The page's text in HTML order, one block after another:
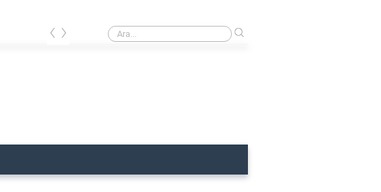
Uludağ İsrail Malı Mı? Boykot Listesinde Mi?
‹ ›